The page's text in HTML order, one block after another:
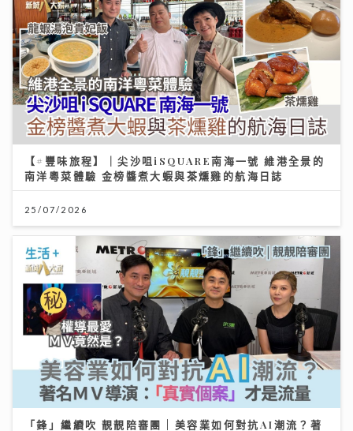
25/07/2026
「鋒」繼續吹 靚靚陪審團 | 美容業如何對抗AI潮流？著
名MV導演:「真實個案」才是流量
23/07/2026